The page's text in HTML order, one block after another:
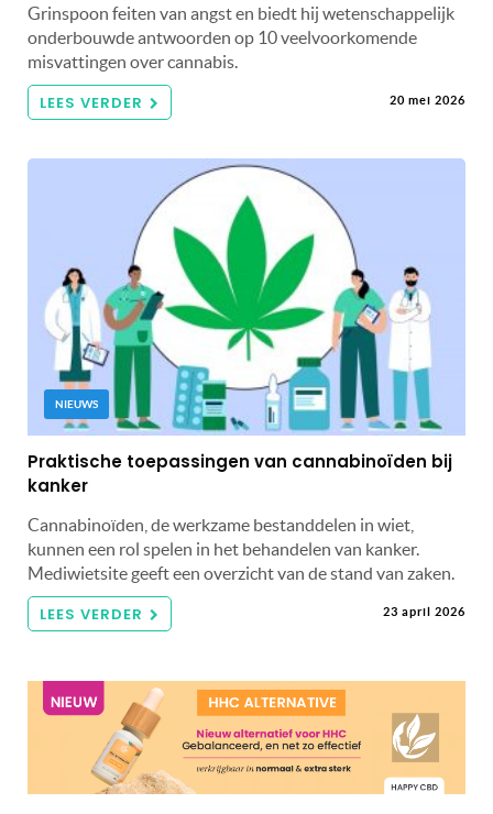
Grinspoon feiten van angst en biedt hij wetenschappelijk
onderbouwde antwoorden op 10 veelvoorkomende
misvattingen over cannabis.
LEES VERDER 20 mei 2026
NIEUWS
Praktische toepassingen van cannabinoïden bij
kanker
Cannabinoïden, de werkzame bestanddelen in wiet,
kunnen een rol spelen in het behandelen van kanker.
Mediwietsite geeft een overzicht van de stand van zaken.
LEES VERDER 23 april 2026